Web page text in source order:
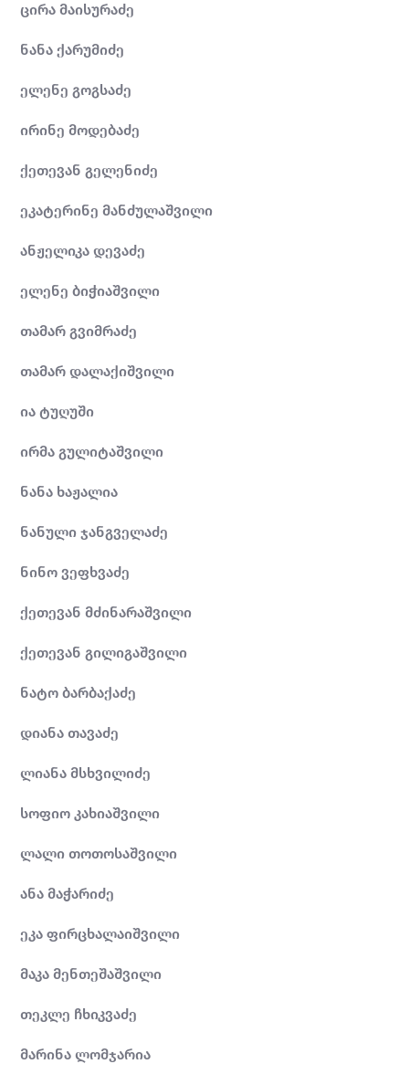
ცირა მაისურაძე
ნანა ქარუმიძე
ელენე გოგსაძე
ირინე მოდებაძე
ქეთევან გელენიძე
ეკატერინე მანძულაშვილი
ანჟელიკა დევაძე
ელენე ბიჭიაშვილი
თამარ გვიმრაძე
თამარ დალაქიშვილი
ია ტუღუში
ირმა გულიტაშვილი
ნანა ხაჟალია
ნანული ჯანგველაძე
ნინო ვეფხვაძე
ქეთევან მძინარაშვილი
ქეთევან გილიგაშვილი
ნატო ბარბაქაძე
დიანა თავაძე
ლიანა მსხვილიძე
სოფიო კახიაშვილი
ლალი თოთოსაშვილი
ანა მაჭარიძე
ეკა ფირცხალაიშვილი
მაკა მენთეშაშვილი
თეკლე ჩხიკვაძე
მარინა ლომჯარია